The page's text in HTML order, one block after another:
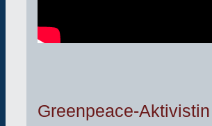
Greenpeace-